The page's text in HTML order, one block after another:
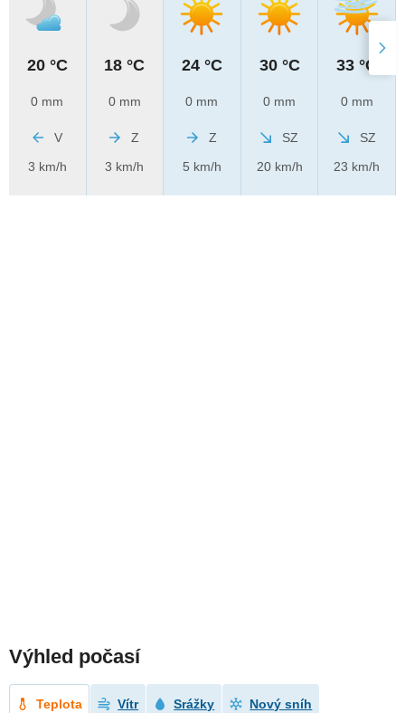
20 °C
0 mm
V
3 km/h
18 °C
0 mm
Z
3 km/h
24 °C
0 mm
Z
5 km/h
30 °C
0 mm
SZ
20 km/h
33 °C
0 mm
SZ
23 km/h
Výhled počasí
Teplota Vítr Srážky Nový sníh